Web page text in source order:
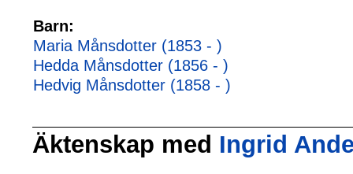
Barn:
Maria Månsdotter (1853 - )
Hedda Månsdotter (1856 - )
Hedvig Månsdotter (1858 - )
Äktenskap med Ingrid